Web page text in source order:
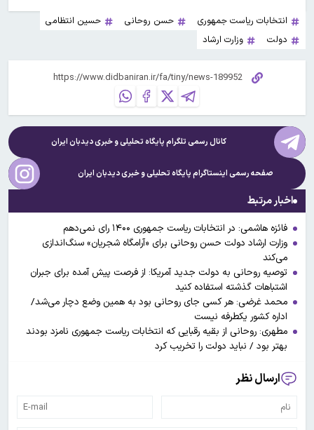
انتخابات ریاست جمهوری حسن روحانی
حسین انتظامی
دولت
وزارت ارشاد
کانال رسمی تلگرام پایگاه تحلیلی و خبریدیدبان ایران
صفحه رسمی اینستاگرام پایگاه تحلیلی و خبریدیدبان ایران
اخبار مرتبط
فائزه هاشمی: در انتخابات ریاست جمهوری ۱۴۰۰ رای نمی‌دهم‎
وزارت ارشاد دولت حسن روحانی برای «آرامگاه شجریان» سنگ‌اندازی
می‌کند
توصیه روحانی به دولت جدید آمریکا: از فرصت پیش آمده برای جبران
اشتباهات گذشته استفاده کنید
محمد غرضی: هر کسی جای روحانی بود به همین وضع دچار می‌شد/
اداره کشور یکطرفه نیست
مطهری: روحانی از بقیه رقبایی که انتخابات ریاست جمهوری نامزد بودند
بهتر بود / نباید دولت را تخریب کرد
ارسال نظر